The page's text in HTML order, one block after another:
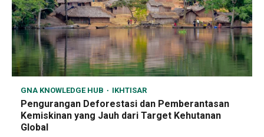
GNA KNOWLEDGE HUB IKHTISAR
Pengurangan Deforestasi dan Pemberantasan
Kemiskinan yang Jauh dari Target Kehutanan
Global